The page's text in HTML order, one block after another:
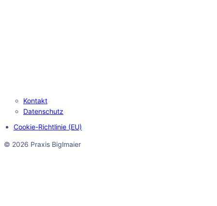
Kontakt
Datenschutz
Cookie-Richtlinie (EU)
© 2026 Praxis Biglmaier